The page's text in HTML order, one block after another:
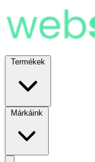
Termékek
Márkáink